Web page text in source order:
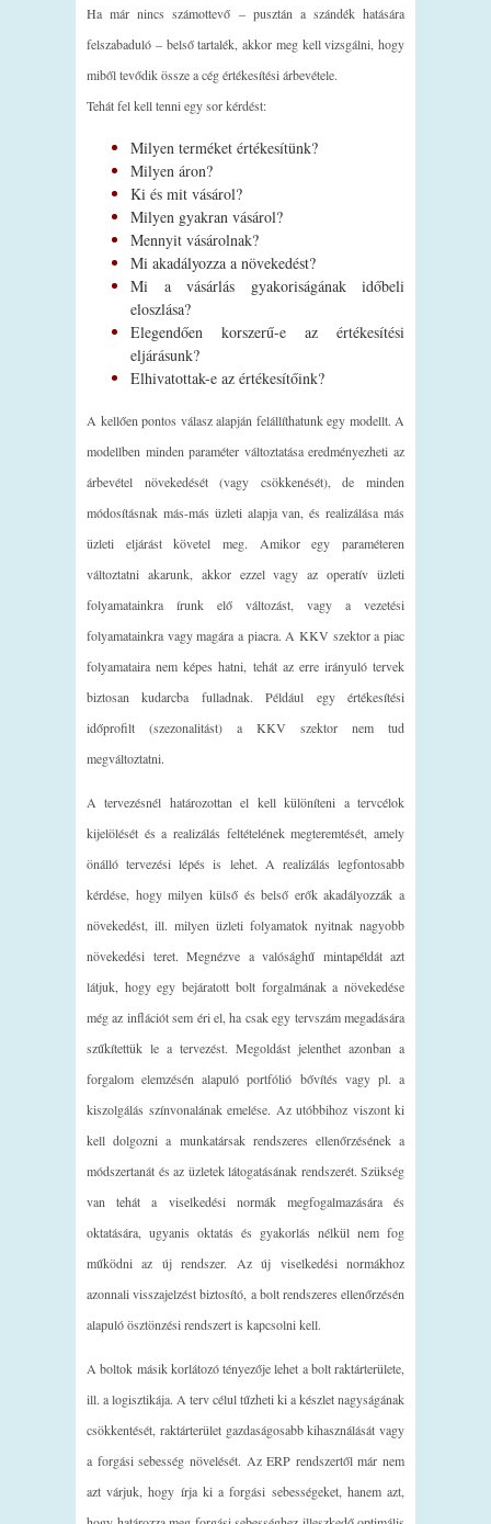
Ha már nincs számottevő – pusztán a szándék hatására
felszabaduló – belső tartalék, akkor meg kell vizsgálni, hogy
miből tevődik össze a cég értékesítési árbevétele.
Tehát fel kell tenni egy sor kérdést:
Milyen terméket értékesítünk?
Milyen áron?
Ki és mit vásárol?
Milyen gyakran vásárol?
Mennyit vásárolnak?
Mi akadályozza a növekedést?
Mi a vásárlás gyakoriságának időbeli
eloszlása?
Elegendően korszerű-e az értékesítési
eljárásunk?
Elhivatottak-e az értékesítőink?
A kellően pontos válasz alapján felállíthatunk egy modellt. A
modellben minden paraméter változtatása eredményezheti az
árbevétel növekedését (vagy csökkenését), de minden
módosításnak más-más üzleti alapja van, és realizálása más
üzleti eljárást követel meg. Amikor egy paraméteren
változtatni akarunk, akkor ezzel vagy az operatív üzleti
folyamatainkra írunk elő változást, vagy a vezetési
folyamatainkra vagy magára a piacra. A KKV szektor a piac
folyamataira nem képes hatni, tehát az erre irányuló tervek
biztosan kudarcba fulladnak. Például egy értékesítési
időprofilt (szezonalitást) a KKV szektor nem tud
megváltoztatni.
A tervezésnél határozottan el kell különíteni a tervcélok
kijelölését és a realizálás feltételének megteremtését, amely
önálló tervezési lépés is lehet. A realizálás legfontosabb
kérdése, hogy milyen külső és belső erők akadályozzák a
növekedést, ill. milyen üzleti folyamatok nyitnak nagyobb
növekedési teret. Megnézve a valósághű mintapéldát azt
látjuk, hogy egy bejáratott bolt forgalmának a növekedése
még az inflációt sem éri el, ha csak egy tervszám megadására
szűkítettük le a tervezést. Megoldást jelenthet azonban a
forgalom elemzésén alapuló portfólió bővítés vagy pl. a
kiszolgálás színvonalának emelése. Az utóbbihoz viszont ki
kell dolgozni a munkatársak rendszeres ellenőrzésének a
módszertanát és az üzletek látogatásának rendszerét. Szükség
van tehát a viselkedési normák megfogalmazására és
oktatására, ugyanis oktatás és gyakorlás nélkül nem fog
működni az új rendszer. Az új viselkedési normákhoz
azonnali visszajelzést biztosító, a bolt rendszeres ellenőrzésén
alapuló ösztönzési rendszert is kapcsolni kell.
A boltok másik korlátozó tényezője lehet a bolt raktárterülete,
ill. a logisztikája. A terv célul tűzheti ki a készlet nagyságának
csökkentését, raktárterület gazdaságosabb kihasználását vagy
a forgási sebesség növelését. Az ERP rendszertől már nem
azt várjuk, hogy írja ki a forgási sebességeket, hanem azt,